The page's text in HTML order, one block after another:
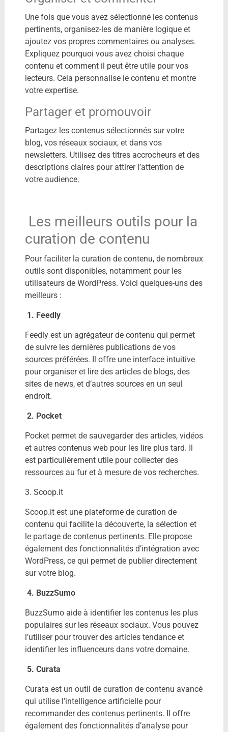
Une fois que vous avez sélectionné les contenus
pertinents, organisez-les de manière logique et
ajoutez vos propres commentaires ou analyses.
Expliquez pourquoi vous avez choisi chaque
contenu et comment il peut être utile pour vos
lecteurs. Cela personnalise le contenu et montre
votre expertise.
Partager et promouvoir
Partagez les contenus sélectionnés sur votre
blog, vos réseaux sociaux, et dans vos
newsletters. Utilisez des titres accrocheurs et des
descriptions claires pour attirer l’attention de
votre audience.
Les meilleurs outils pour la
curation de contenu
Pour faciliter la curation de contenu, de nombreux
outils sont disponibles, notamment pour les
utilisateurs de WordPress. Voici quelques-uns des
meilleurs :
1. Feedly
Feedly est un agrégateur de contenu qui permet
de suivre les dernières publications de vos
sources préférées. Il offre une interface intuitive
pour organiser et lire des articles de blogs, des
sites de news, et d’autres sources en un seul
endroit.
2. Pocket
Pocket permet de sauvegarder des articles, vidéos
et autres contenus web pour les lire plus tard. Il
est particulièrement utile pour collecter des
ressources au fur et à mesure de vos recherches.
3. Scoop.it
Scoop.it est une plateforme de curation de
contenu qui facilite la découverte, la sélection et
le partage de contenus pertinents. Elle propose
également des fonctionnalités d’intégration avec
WordPress, ce qui permet de publier directement
sur votre blog.
4. BuzzSumo
BuzzSumo aide à identifier les contenus les plus
populaires sur les réseaux sociaux. Vous pouvez
l’utiliser pour trouver des articles tendance et
identifier les influenceurs dans votre domaine.
5. Curata
Curata est un outil de curation de contenu avancé
qui utilise l’intelligence artificielle pour
recommander des contenus pertinents. Il offre
également des fonctionnalités d’analyse pour